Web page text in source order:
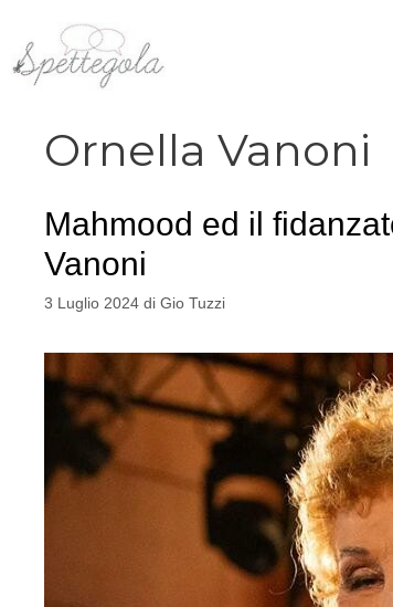
contenuto
Ornella Vanoni
Mahmood ed il
Vanoni
3 Luglio 2024 di Gio Tuzzi